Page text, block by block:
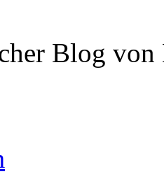
Blog von